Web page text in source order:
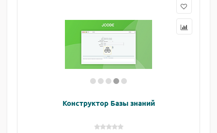
Конструктор Базы знаний